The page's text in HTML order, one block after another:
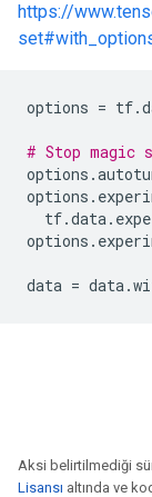
https://
options = tf.
# Stop magic
options .
options .
tf.data.
options .
data = data.
Aksi belirtilmediği
Lisansı altında ve